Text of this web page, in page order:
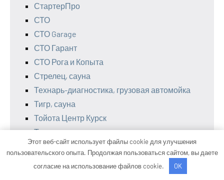
СтартерПро
СТО
СТО Garage
СТО Гарант
СТО Рога и Копыта
Стрелец, сауна
Технарь-диагностика, грузовая автомойка
Тигр, сауна
Тойота Центр Курск
Топаз, автокомплекс
Топаз, автокомплекс
Этот веб-сайт использует файлы cookie для улучшения
пользовательского опыта. Продолжая пользоваться сайтом, вы даете
согласие на использование файлов cookie.
OK